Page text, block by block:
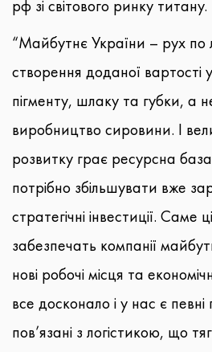
рф зі світового ринку титану.
“Майбутнє України – рух
створення доданої вартості
пігменту, шлаку та губки, а
виробництво сировини. І
розвитку грає ресурсна
потрібно збільшувати вже
стратегічні інвестиції. Саме
забезпечать компанії
нові робочі місця та
все досконало і у нас є
пов’язані з логістикою, що